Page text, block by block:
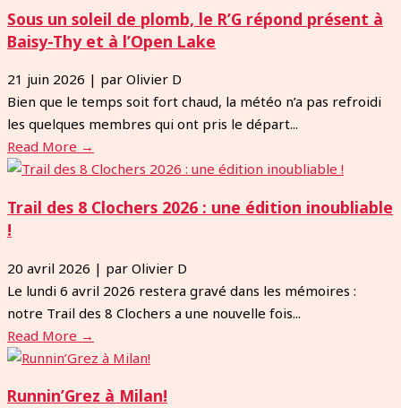
Sous un soleil de plomb, le R’G répond présent à
Baisy-Thy et à l’Open Lake
21 juin 2026 | par Olivier D
Bien que le temps soit fort chaud, la météo n’a pas refroidi
les quelques membres qui ont pris le départ...
Read More →
Trail des 8 Clochers 2026 : une édition inoubliable
!
20 avril 2026 | par Olivier D
Le lundi 6 avril 2026 restera gravé dans les mémoires :
notre Trail des 8 Clochers a une nouvelle fois...
Read More →
Runnin’Grez à Milan!